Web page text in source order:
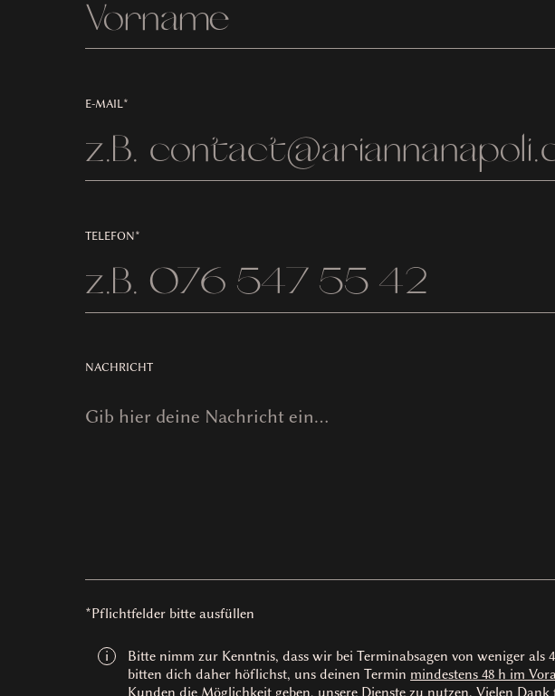
E-MAIL*
TELEFON*
NACHRICHT
*Pflichtfelder bitte ausfüllen
i
Bitte nimm zur Kenntnis, dass wir bei Terminabsagen von weniger
bitten dich daher höflichst, uns deinen Termin mindestens 48 h im
Kunden die Möglichkeit geben, unsere Dienste zu nutzen. Vielen